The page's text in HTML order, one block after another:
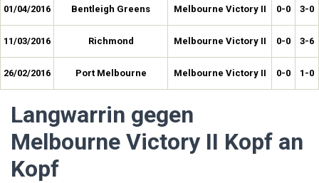
01/04/2016 Bentleigh Greens Melbourne Victory II 0-0 3-0
11/03/2016 Richmond Melbourne Victory II 0-0 3-6
26/02/2016 Port Melbourne Melbourne Victory II 0-0 1-0
Langwarrin gegen
Melbourne Victory II Kopf an
Kopf